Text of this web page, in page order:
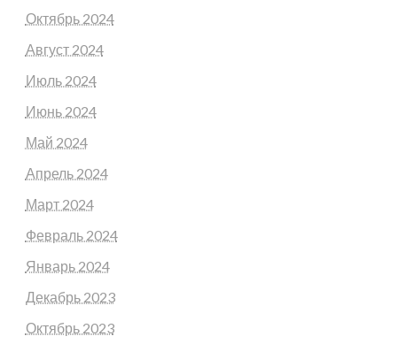
Октябрь 2024
Август 2024
Июль 2024
Июнь 2024
Май 2024
Апрель 2024
Март 2024
Февраль 2024
Январь 2024
Декабрь 2023
Октябрь 2023